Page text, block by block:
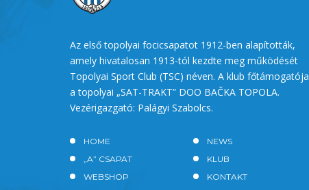
Az első topolyai focicsapatot 1912-ben alapították,
amely hivatalosan 1913-tól kezdte meg működését
Topolyai Sport Club (TSC) néven. A klub főtámogatója
a topolyai „SAT-TRAKT” DOO BAČKA TOPOLA.
Vezérigazgató: Palágyi Szabolcs.
HOME
NEWS
„A” CSAPAT
KLUB
WEBSHOP
KONTAKT